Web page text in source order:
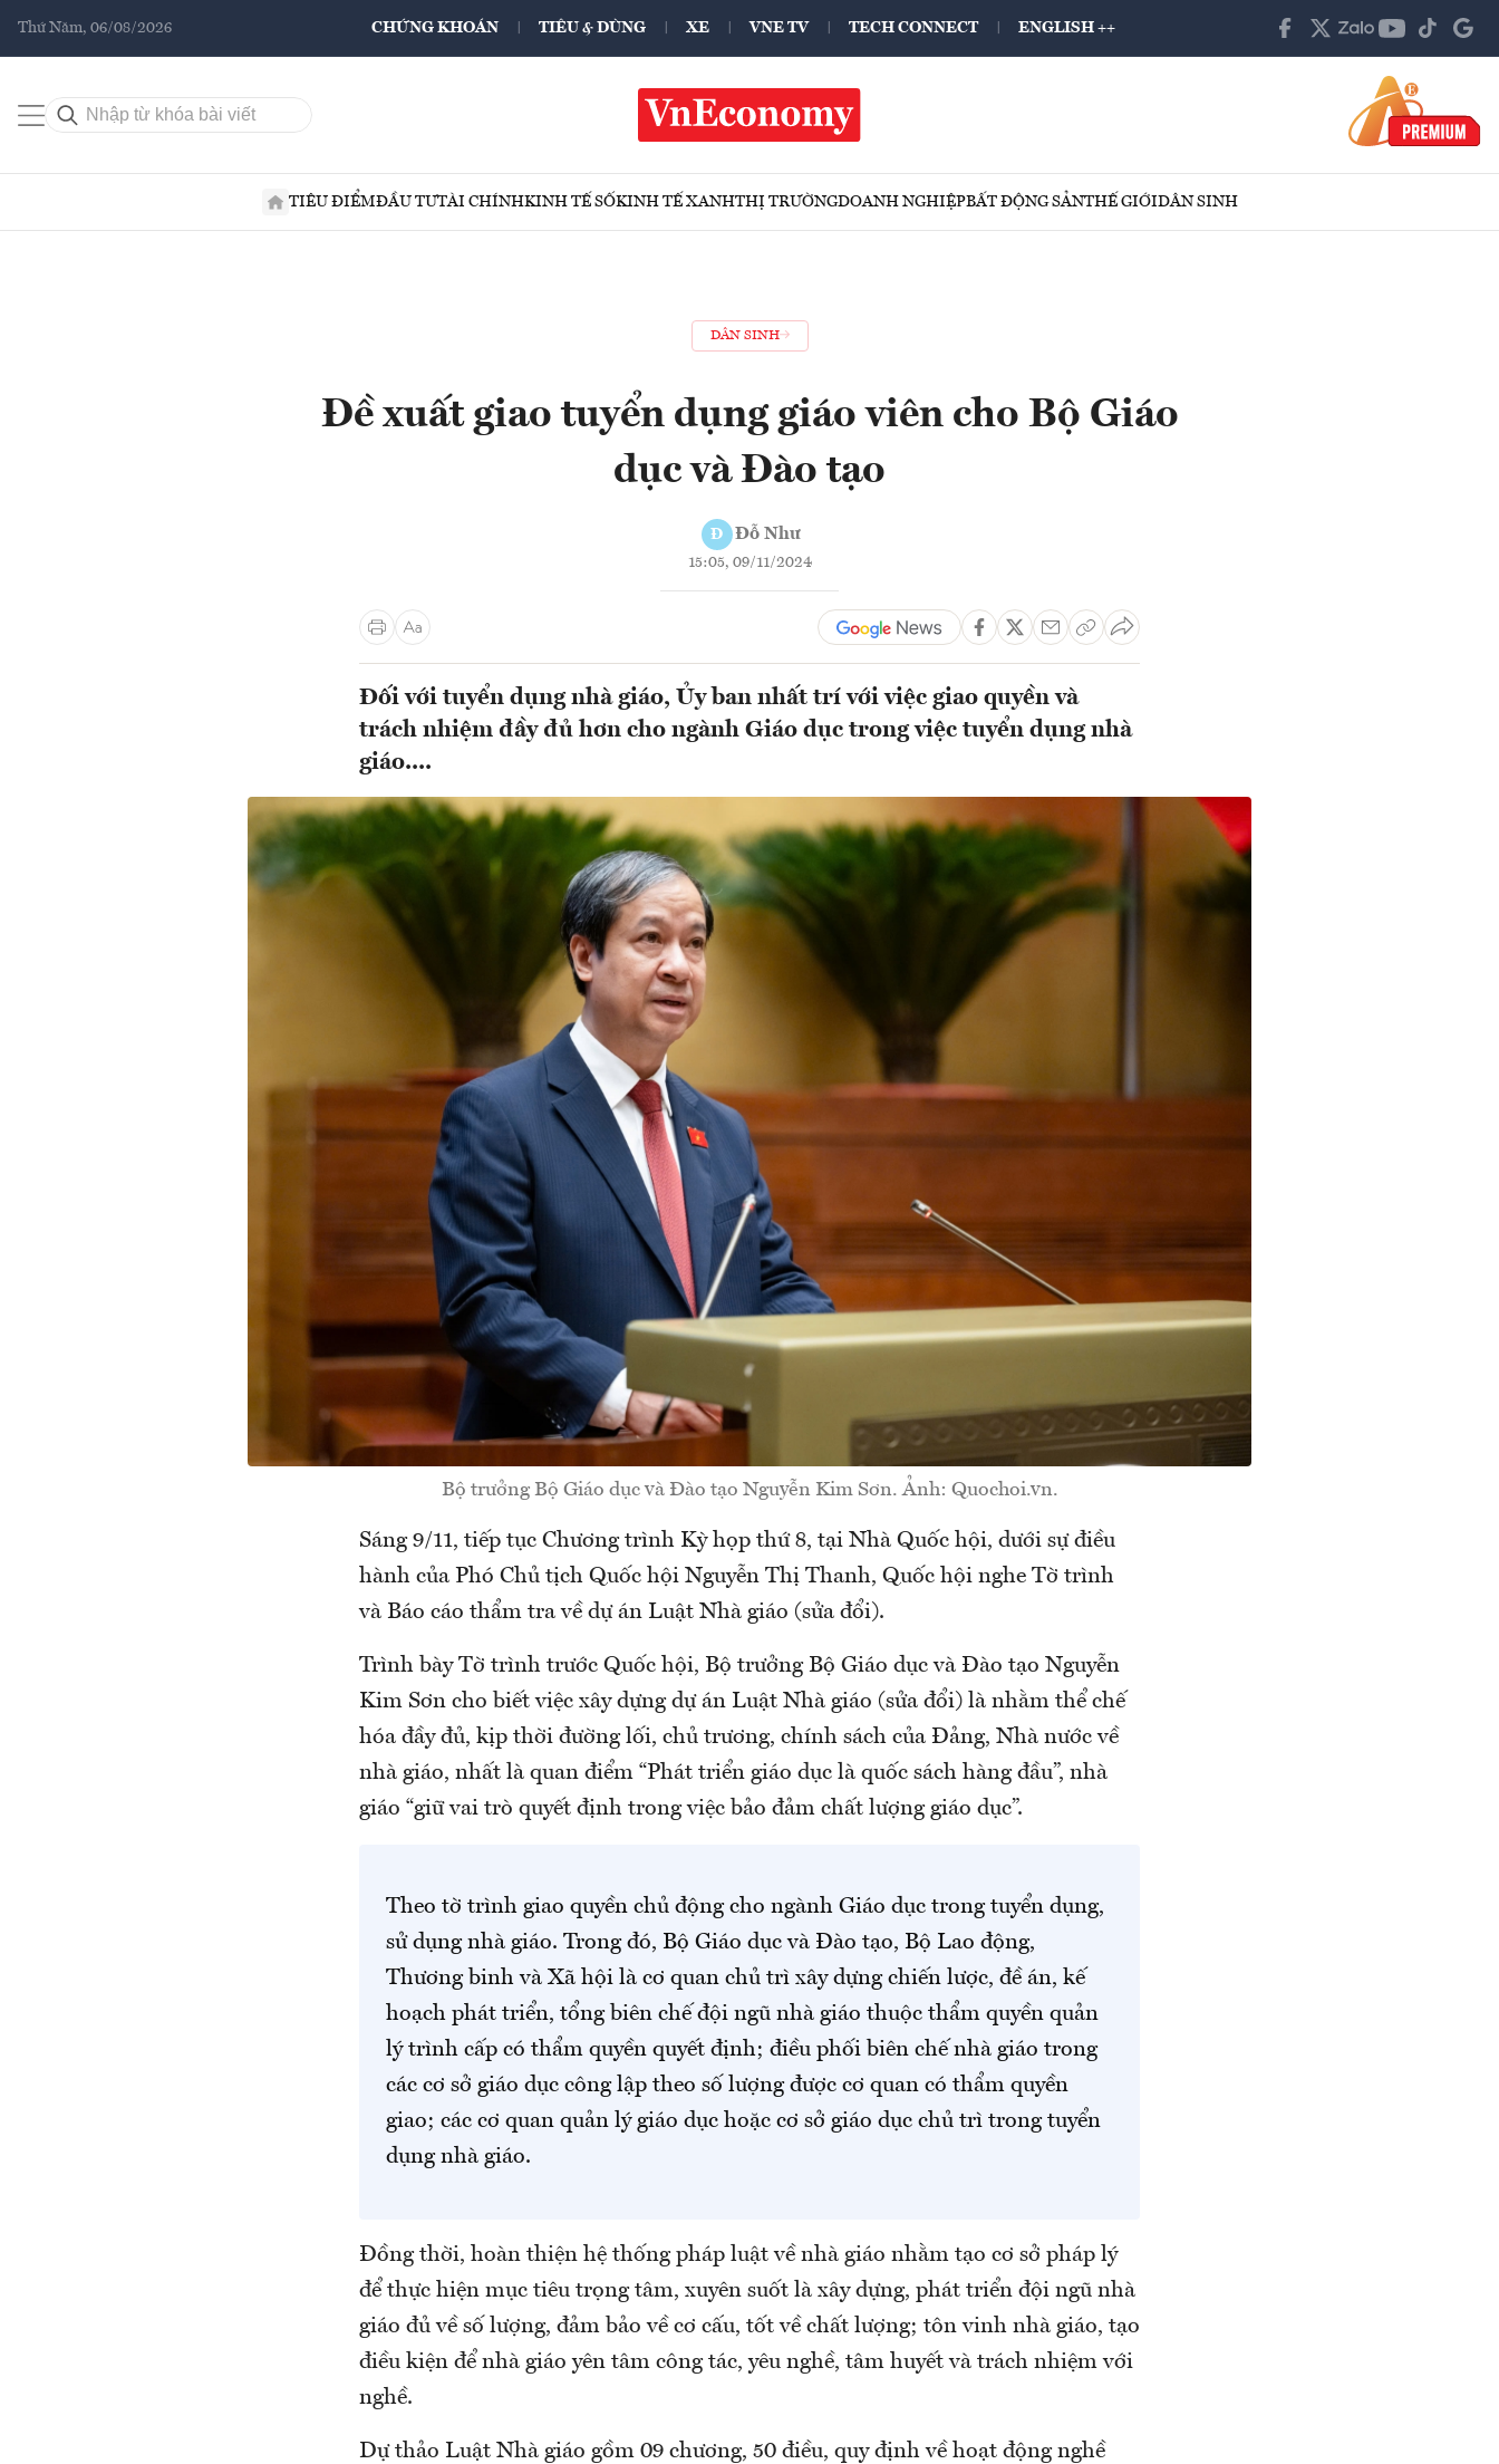
Thứ Năm, 06/08/2026 CHỨNG KHOÁN TIÊU & DÙNG XE VNE TV TECH CONNECT ENGLISH ++
TIÊU ĐIỂMĐẦU TƯTÀI CHÍNHKINH TẾ SỐKINH TẾ XANHTHỊ TRƯỜNGDOANH NGHIỆPBẤT ĐỘNG SẢNTHẾ GIỚIDÂN SINH
DÂN SINH
Đề xuất giao tuyển dụng giáo viên cho Bộ Giáo
dục và Đào tạo
Đ Đỗ Như
15:05, 09/11/2024
Đối với tuyển dụng nhà giáo, Ủy ban nhất trí với việc giao quyền và
trách nhiệm đầy đủ hơn cho ngành Giáo dục trong việc tuyển dụng nhà
giáo....
Bộ trưởng Bộ Giáo dục và Đào tạo Nguyễn Kim Sơn. Ảnh: Quochoi.vn.
Sáng 9/11, tiếp tục Chương trình Kỳ họp thứ 8, tại Nhà Quốc hội, dưới sự điều
hành của Phó Chủ tịch Quốc hội Nguyễn Thị Thanh, Quốc hội nghe Tờ trình
và Báo cáo thẩm tra về dự án Luật Nhà giáo (sửa đổi).
Trình bày Tờ trình trước Quốc hội, Bộ trưởng Bộ Giáo dục và Đào tạo Nguyễn
Kim Sơn cho biết việc xây dựng dự án Luật Nhà giáo (sửa đổi) là nhằm thể chế
hóa đầy đủ, kịp thời đường lối, chủ trương, chính sách của Đảng, Nhà nước về
nhà giáo, nhất là quan điểm “Phát triển giáo dục là quốc sách hàng đầu”, nhà
giáo “giữ vai trò quyết định trong việc bảo đảm chất lượng giáo dục”.
Theo tờ trình giao quyền chủ động cho ngành Giáo dục trong tuyển dụng,
sử dụng nhà giáo. Trong đó, Bộ Giáo dục và Đào tạo, Bộ Lao động,
Thương binh và Xã hội là cơ quan chủ trì xây dựng chiến lược, đề án, kế
hoạch phát triển, tổng biên chế đội ngũ nhà giáo thuộc thẩm quyền quản
lý trình cấp có thẩm quyền quyết định; điều phối biên chế nhà giáo trong
các cơ sở giáo dục công lập theo số lượng được cơ quan có thẩm quyền
giao; các cơ quan quản lý giáo dục hoặc cơ sở giáo dục chủ trì trong tuyển
dụng nhà giáo.
Đồng thời, hoàn thiện hệ thống pháp luật về nhà giáo nhằm tạo cơ sở pháp lý
để thực hiện mục tiêu trọng tâm, xuyên suốt là xây dựng, phát triển đội ngũ nhà
giáo đủ về số lượng, đảm bảo về cơ cấu, tốt về chất lượng; tôn vinh nhà giáo, tạo
điều kiện để nhà giáo yên tâm công tác, yêu nghề, tâm huyết và trách nhiệm với
nghề.
Dự thảo Luật Nhà giáo gồm 09 chương, 50 điều, quy định về hoạt động nghề